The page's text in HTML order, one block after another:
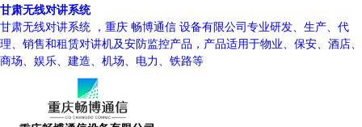
甘肃无线对讲系统
甘肃无线对讲系统 ，重庆 畅博通信 设备有限公司专业研发、生产、代
理、销售和租赁对讲机及安防监控产品，产品适用于物业、保安、酒店、
商场、娱乐、建造、机场、电力、铁路等